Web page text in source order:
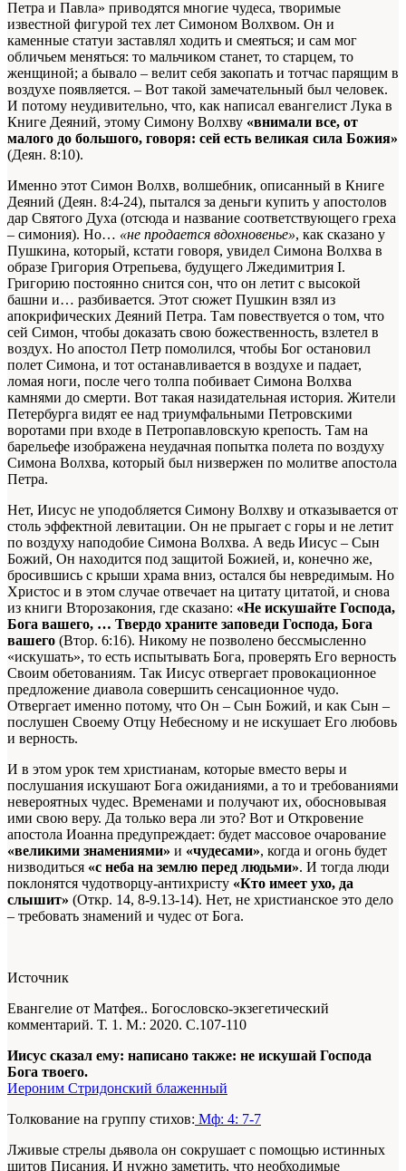
Петра и Павла» приводятся многие чудеса, творимые
известной фигурой тех лет Симоном Волхвом. Он и
каменные статуи заставлял ходить и смеяться; и сам мог
обличьем меняться: то мальчиком станет, то старцем, то
женщиной; а бывало – велит себя закопать и тотчас парящим в
воздухе появляется. – Вот такой замечательный был человек.
И потому неудивительно, что, как написал евангелист Лука в
Книге Деяний, этому Симону Волхву «внимали все, от
малого до большого, говоря: сей есть великая сила Божия»
(Деян. 8:10).
Именно этот Симон Волхв, волшебник, описанный в Книге
Деяний (Деян. 8:4-24), пытался за деньги купить у апостолов
дар Святого Духа (отсюда и название соответствующего греха
– симония). Но… «не продается вдохновенье», как сказано у
Пушкина, который, кстати говоря, увидел Симона Волхва в
образе Григория Отрепьева, будущего Лжедимитрия I.
Григорию постоянно снится сон, что он летит с высокой
башни и… разбивается. Этот сюжет Пушкин взял из
апокрифических Деяний Петра. Там повествуется о том, что
сей Симон, чтобы доказать свою божественность, взлетел в
воздух. Но апостол Петр помолился, чтобы Бог остановил
полет Симона, и тот останавливается в воздухе и падает,
ломая ноги, после чего толпа побивает Симона Волхва
камнями до смерти. Вот такая назидательная история. Жители
Петербурга видят ее над триумфальными Петровскими
воротами при входе в Петропавловскую крепость. Там на
барельефе изображена неудачная попытка полета по воздуху
Симона Волхва, который был низвержен по молитве апостола
Петра.
Нет, Иисус не уподобляется Симону Волхву и отказывается от
столь эффектной левитации. Он не прыгает с горы и не летит
по воздуху наподобие Симона Волхва. А ведь Иисус – Сын
Божий, Он находится под защитой Божией, и, конечно же,
бросившись с крыши храма вниз, остался бы невредимым. Но
Христос и в этом случае отвечает на цитату цитатой, и снова
из книги Второзакония, где сказано: «Не искушайте Господа,
Бога вашего, … Твердо храните заповеди Господа, Бога
вашего (Втор. 6:16). Никому не позволено бессмысленно
«искушать», то есть испытывать Бога, проверять Его верность
Своим обетованиям. Так Иисус отвергает провокационное
предложение диавола совершить сенсационное чудо.
Отвергает именно потому, что Он – Сын Божий, и как Сын –
послушен Своему Отцу Небесному и не искушает Его любовь
и верность.
И в этом урок тем христианам, которые вместо веры и
послушания искушают Бога ожиданиями, а то и требованиями
невероятных чудес. Временами и получают их, обосновывая
ими свою веру. Да только вера ли это? Вот и Откровение
апостола Иоанна предупреждает: будет массовое очарование
«великими знамениями» и «чудесами», когда и огонь будет
низводиться «с неба на землю перед людьми». И тогда люди
поклонятся чудотворцу-антихристу «Кто имеет ухо, да
слышит» (Откр. 14, 8-9.13-14). Нет, не христианское это дело
– требовать знамений и чудес от Бога.
Источник
Евангелие от Матфея.. Богословско-экзегетический
комментарий. Т. 1. М.: 2020. С.107-110
Иисус сказал ему: написано также: не искушай Господа
Бога твоего.
Иероним Стридонский блаженный
Толкование на группу стихов: Мф: 4: 7-7
Лживые стрелы дьявола он сокрушает с помощью истинных
щитов Писания. И нужно заметить, что необходимые